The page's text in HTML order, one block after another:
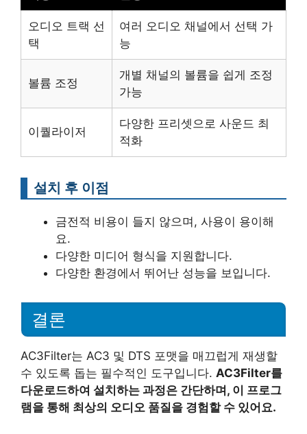
오디오 트랙 선
택
여러 오디오 채널에서 선택 가
능
볼륨 조정
개별 채널의 볼륨을 쉽게 조정
가능
이퀄라이저
다양한 프리셋으로 사운드 최
적화
설치 후 이점
금전적 비용이 들지 않으며, 사용이 용이해
요.
다양한 미디어 형식을 지원합니다.
다양한 환경에서 뛰어난 성능을 보입니다.
결론
AC3Filter는 AC3 및 DTS 포맷을 매끄럽게 재생할
수 있도록 돕는 필수적인 도구입니다. AC3Filter를
다운로드하여 설치하는 과정은 간단하며, 이 프로그
램을 통해 최상의 오디오 품질을 경험할 수 있어요.